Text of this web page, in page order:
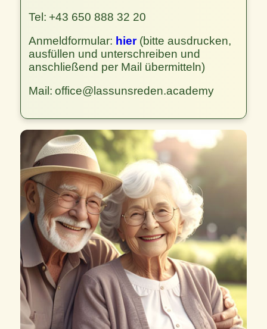
Tel: +43 650 888 32 20
Anmeldformular: hier(bitte ausdrucken,
ausfüllen und unterschreiben und
anschließend per Mail übermitteln)
Mail: office@lassunsreden.academy